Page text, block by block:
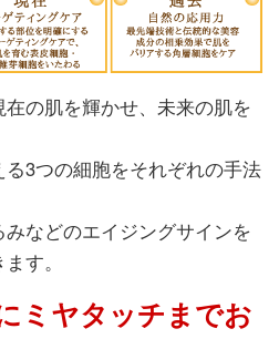
の肌を輝かせ、未来の肌を
3つの細胞をそれぞれの手法
などのエイジングサインを
す。
ミヤタッチまでお